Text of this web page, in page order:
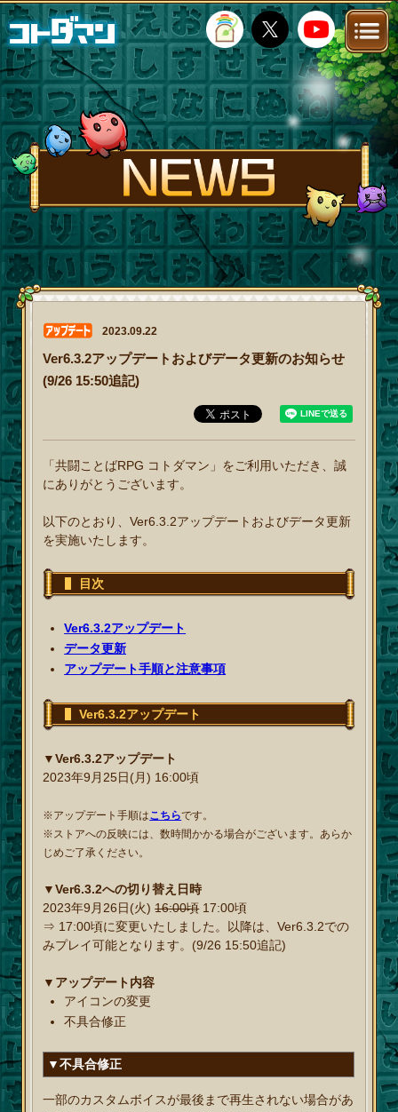
TOP STORY NEWS
FANKIT FAQ
2023.09.22
Ver6.3.2アップデートおよびデータ更新のお知らせ
(9/26 15:50追記)
「共闘ことばRPG コトダマン」をご利用いただき、誠
にありがとうございます。
以下のとおり、Ver6.3.2アップデートおよびデータ更新
を実施いたします。
目次
Ver6.3.2アップデート
データ更新
アップデート手順と注意事項
Ver6.3.2アップデート
▼Ver6.3.2アップデート
2023年9月25日(月) 16:00頃
※アップデート手順はこちらです。
※ストアへの反映には、数時間かかる場合がございます。あらか
じめご了承ください。
▼Ver6.3.2への切り替え日時
2023年9月26日(火)16:00頃17:00頃
⇒ 17:00頃に変更いたしました。以降は、Ver6.3.2での
みプレイ可能となります。(9/26 15:50追記)
▼アップデート内容
アイコンの変更
不具合修正
▼不具合修正
一部のカスタムボイスが最後まで再生されない場合があ